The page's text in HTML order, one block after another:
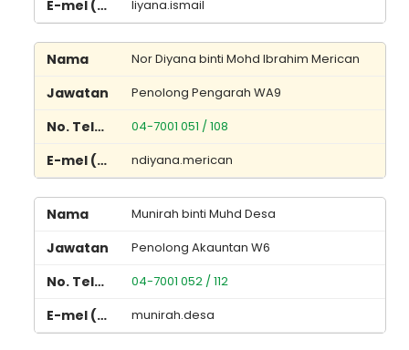
liyana.ismail
Nor Diyana binti Mohd Ibrahim Merican
Penolong Pengarah WA9
04-7001 051 / 108
ndiyana.merican
Munirah binti Muhd Desa
Penolong Akauntan W6
04-7001 052 / 112
munirah.desa